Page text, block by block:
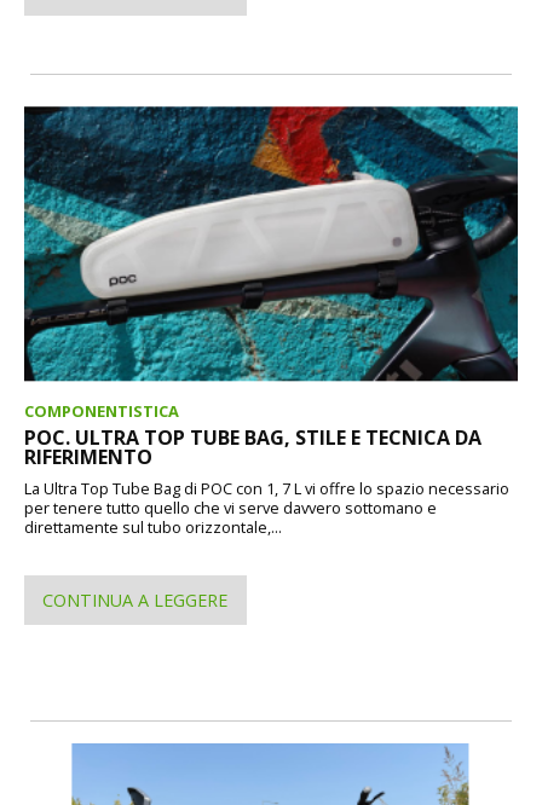
COMPONENTISTICA
POC. ULTRA TOP TUBE BAG, STILE E TECNICA DA
RIFERIMENTO
La Ultra Top Tube Bag di POC con 1, 7 L vi offre lo spazio necessario
per tenere tutto quello che vi serve davvero sottomano e
direttamente sul tubo orizzontale,...
CONTINUA A LEGGERE